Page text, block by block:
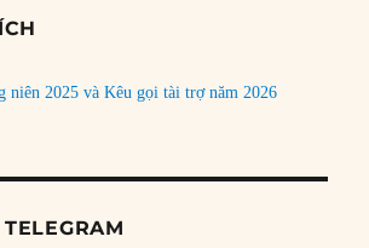
niên 2025 và Kêu gọi tài trợ năm 2026